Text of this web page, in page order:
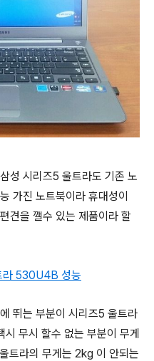
성 시리즈5 울트라도 기존 노
가진 노트북이라 휴대성이
견을 깰수 있는 제품이라 할
라 530U4B 성능
뛰는 부분이 시리즈5 울트라
무시 할수 없는 부분이 무게
트라의 무게는 2kg 이 안되는